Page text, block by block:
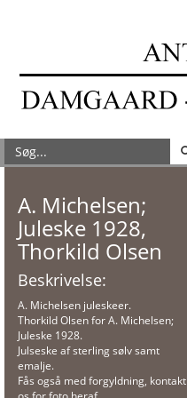
A. Michelsen;
Juleske 1928,
Thorkild Olsen
Beskrivelse:
A. Michelsen juleskeer.
Thorkild Olsen for A. Michelsen;
Juleske 1928.
Julseske af sterling sølv samt
emalje.
Fås også med forgyldning, kontakt